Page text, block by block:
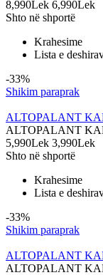
8,990Lek 6,990Lek
Shto në shportë
Krahesime
Lista e
-33%
Shikim paraprak
ALTOPALANT
ALTOPALANT
5,990Lek 3,990Lek
Shto në shportë
Krahesime
Lista e
-33%
Shikim paraprak
ALTOPALANT
ALTOPALANT